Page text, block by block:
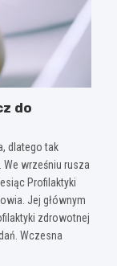
do
dlatego tak
wrześniu rusza
Profilaktyki
Jej głównym
zdrowotnej
Wczesna